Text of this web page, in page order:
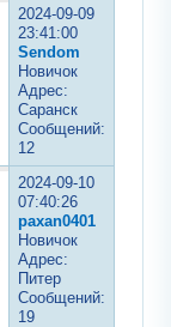
2024-09-09
23:41:00
Sendom
Новичок
Адрес:
Саранск
Сообщений:
12
2024-09-10
07:40:26
paxan0401
Новичок
Адрес:
Питер
Сообщений:
19